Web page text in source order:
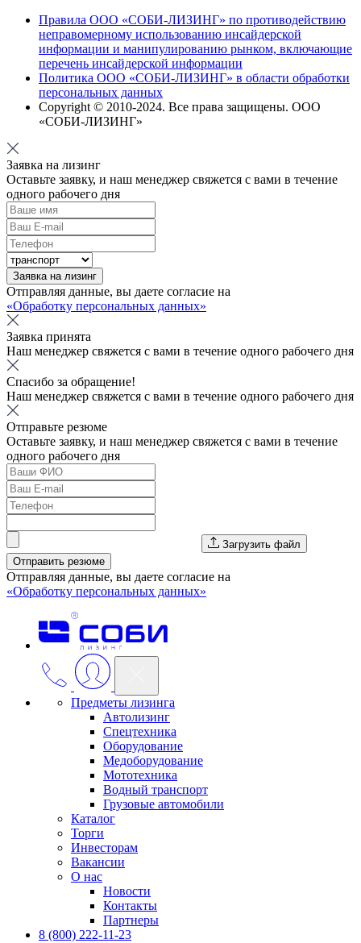
Правила ООО «СОБИ-ЛИЗИНГ» по противодействию
неправомерному использованию инсайдерской
информации и манипулированию рынком, включающие
перечень инсайдерской информации
Политика ООО «СОБИ-ЛИЗИНГ» в области обработки
персональных данных
Copyright © 2010-2024. Все права защищены. ООО
«СОБИ-ЛИЗИНГ»
Заявка на лизинг
Оставьте заявку, и наш менеджер свяжется с вами в течение
одного рабочего дня
Заявка на лизинг
Отправляя данные, вы даете согласие на
«Обработку персональных данных»
Заявка принята
Наш менеджер свяжется с вами в течение одного рабочего дня
Спасибо за обращение!
Наш менеджер свяжется с вами в течение одного рабочего дня
Отправьте резюме
Оставьте заявку, и наш менеджер свяжется с вами в течение
одного рабочего дня
Загрузить файл
Отправить резюме
Отправляя данные, вы даете согласие на
«Обработку персональных данных»
Предметы лизинга
Автолизинг
Спецтехника
Оборудование
Медоборудование
Мототехника
Водный транспорт
Грузовые автомобили
Каталог
Торги
Инвесторам
Вакансии
О нас
Новости
Контакты
Партнеры
8 (800) 222-11-23